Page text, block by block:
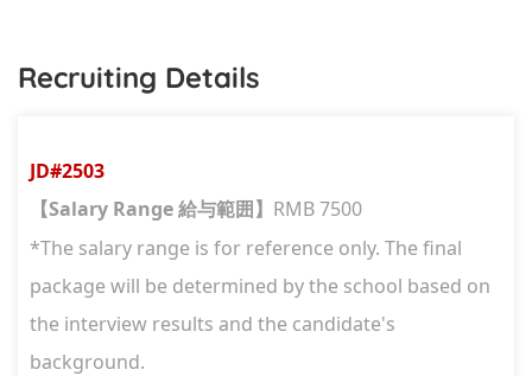
Recruiting Details
JD#2503
【Salary Range 給与範囲 】 RMB 7500
*The salary range is for reference only. The final
package will be determined by the school based on
the interview results and the candidate's
background.